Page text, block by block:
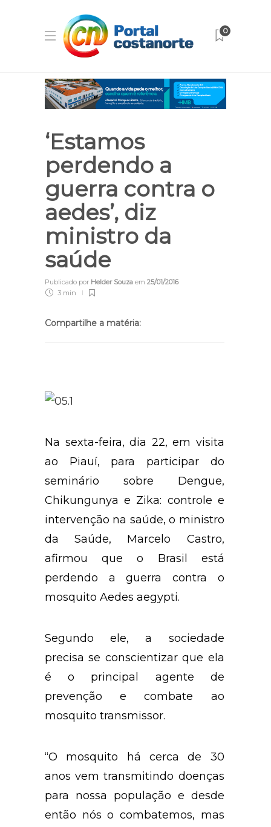
0
‘Estamos
perdendo a
guerra contra o
aedes’, diz
ministro da
saúde
Publicado por Helder Souza em 25/01/2016
3 min
Compartilhe a matéria:
Na sexta-feira, dia 22, em visita
ao Piauí, para participar do
seminário sobre Dengue,
Chikungunya e Zika: controle e
intervenção na saúde, o ministro
da Saúde, Marcelo Castro,
afirmou que o Brasil está
perdendo a guerra contra o
mosquito Aedes aegypti.
Segundo ele, a sociedade
precisa se conscientizar que ela
é o principal agente de
prevenção e combate ao
mosquito transmissor.
“O mosquito há cerca de 30
anos vem transmitindo doenças
para nossa população e desde
então nós o combatemos, mas